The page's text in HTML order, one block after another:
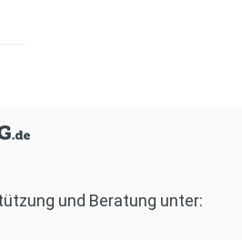
und Beratung unter: